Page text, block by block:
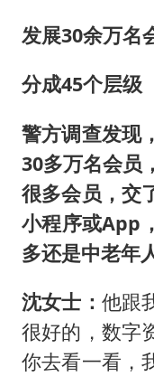
发展30余万名
分成45个层级
警方调查发现
30多万名会员
很多会员，交
小程序或App
多还是中老年
沈女士： 他跟
很好的，数字
你去看一看，